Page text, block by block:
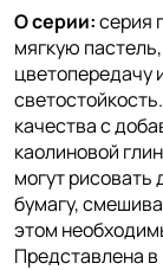
О серии:серия
мягкую
цветопередачу
качества с
каолиновой
могут
бумагу,
этом
Представлена